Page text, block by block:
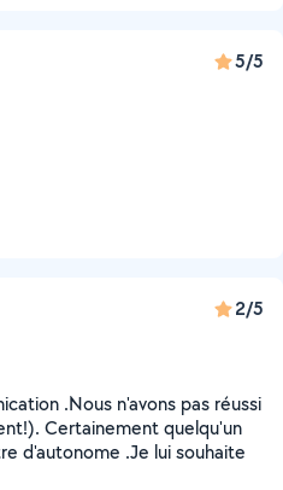
5/5
2/5
.Nous n'avons pas réussi
Certainement quelqu'un
d'autonome .Je lui souhaite